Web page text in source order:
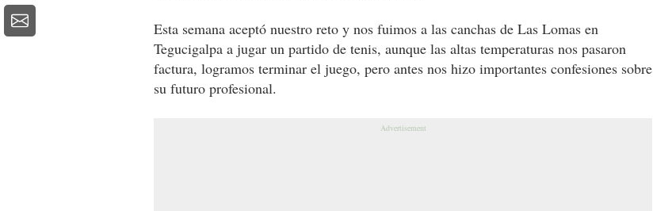
Esta semana aceptó nuestro reto y nos fuimos a las canchas de Las Lomas en
Tegucigalpa a jugar un partido de tenis, aunque las altas temperaturas nos pasaron
factura, logramos terminar el juego, pero antes nos hizo importantes confesiones sobre
su futuro profesional.